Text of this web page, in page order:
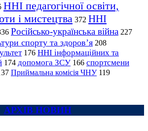
ННІ педагогічної освіти,
і мистецтва 372 ННІ
Російсько-українська війна 227
спорту та здоров’я 208
176 ННІ інформаційних та
174 допомога ЗСУ 166 спортсмени
Приймальна комісія ЧНУ 119
АРХІВ НОВИН